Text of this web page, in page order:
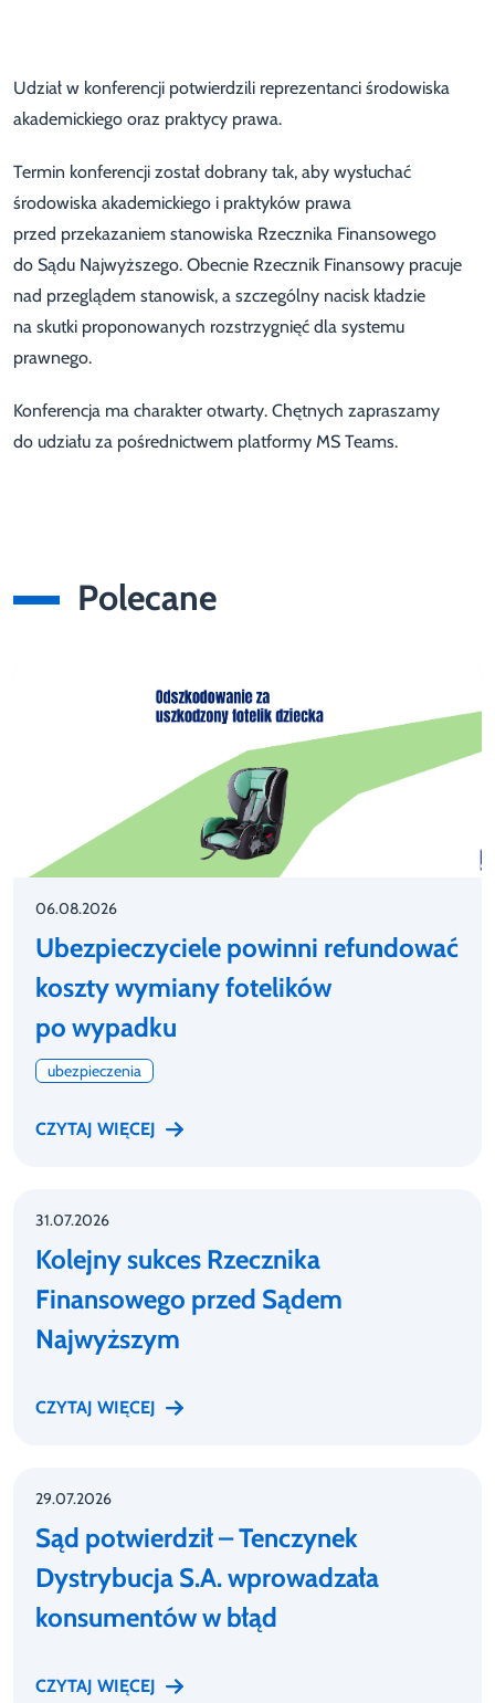
Udział w konferencji potwierdzili reprezentanci środowiska
akademickiego oraz praktycy prawa.
Termin konferencji został dobrany tak, aby wysłuchać
środowiska akademickiego i praktyków prawa
przed przekazaniem stanowiska Rzecznika Finansowego
do Sądu Najwyższego. Obecnie Rzecznik Finansowy pracuje
nad przeglądem stanowisk, a szczególny nacisk kładzie
na skutki proponowanych rozstrzygnięć dla systemu
prawnego.
Konferencja ma charakter otwarty. Chętnych zapraszamy
do udziału za pośrednictwem platformy MS Teams.
Polecane
06.08.2026
Ubezpieczyciele powinni refundować
koszty wymiany fotelików
po wypadku
ubezpieczenia
CZYTAJ WIĘCEJ
31.07.2026
Kolejny sukces Rzecznika
Finansowego przed Sądem
Najwyższym
CZYTAJ WIĘCEJ
29.07.2026
Sąd potwierdził – Tenczynek
Dystrybucja S.A. wprowadzała
konsumentów w błąd
CZYTAJ WIĘCEJ